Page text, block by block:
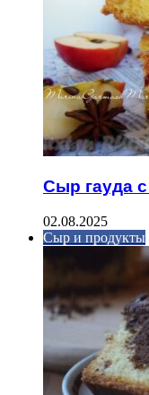
Сыр гауда
02.08.2025
Сыр и продукты